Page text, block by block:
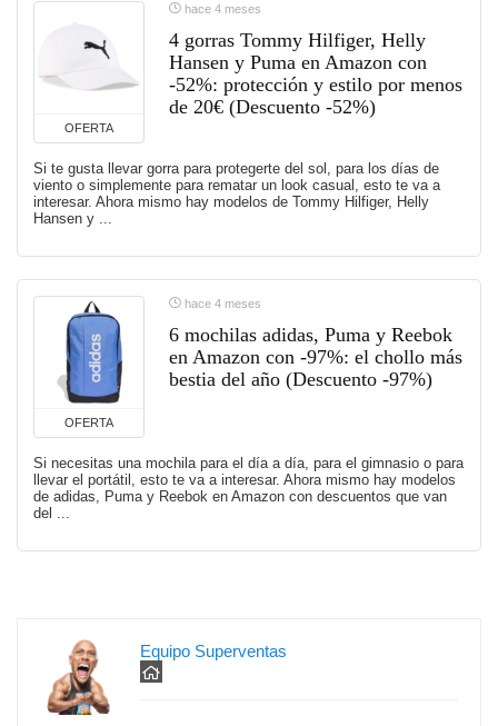
OFERTA
hace 4 meses
4 gorras Tommy Hilfiger, Helly
Hansen y Puma en Amazon con
-52%: protección y estilo por menos
de 20€ (Descuento -52%)
Si te gusta llevar gorra para protegerte del sol, para los días de
viento o simplemente para rematar un look casual, esto te va a
interesar. Ahora mismo hay modelos de Tommy Hilfiger, Helly
Hansen y ...
OFERTA
hace 4 meses
6 mochilas adidas, Puma y Reebok
en Amazon con -97%: el chollo más
bestia del año (Descuento -97%)
Si necesitas una mochila para el día a día, para el gimnasio o para
llevar el portátil, esto te va a interesar. Ahora mismo hay modelos
de adidas, Puma y Reebok en Amazon con descuentos que van
del ...
Equipo Superventas